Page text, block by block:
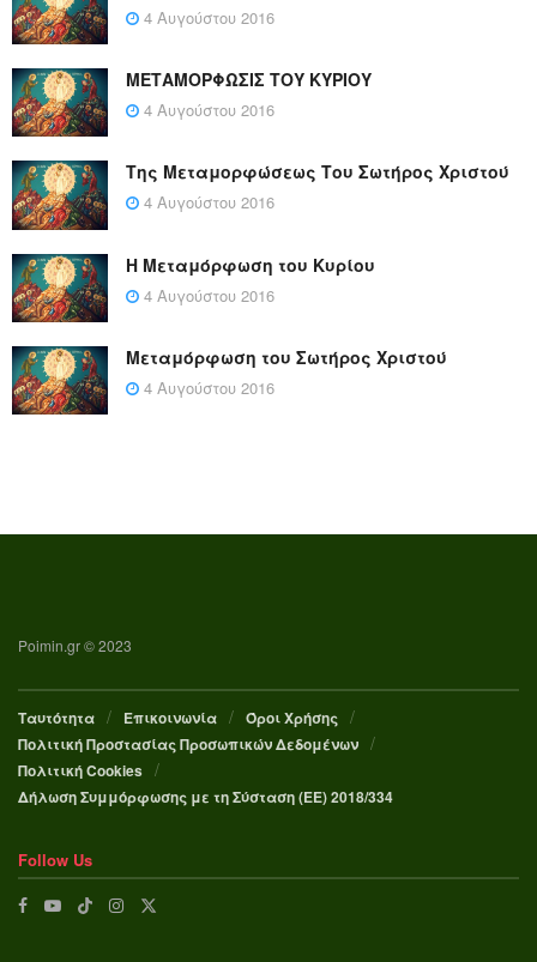
4 Αυγούστου 2016
ΜΕΤΑΜΟΡΦΩΣΙΣ ΤΟΥ ΚΥΡΙΟΥ
4 Αυγούστου 2016
Της Μεταμορφώσεως Του Σωτήρος Χριστού
4 Αυγούστου 2016
Η Μεταμόρφωση του Κυρίου
4 Αυγούστου 2016
Μεταμόρφωση του Σωτήρος Χριστού
4 Αυγούστου 2016
Poimin.gr © 2023
Ταυτότητα Επικοινωνία
Όροι Χρήσης
Πολιτική Προστασίας Προσωπικών Δεδομένων
Πολιτική Cookies
Δήλωση Συμμόρφωσης με τη Σύσταση (ΕΕ) 2018/334
Follow Us